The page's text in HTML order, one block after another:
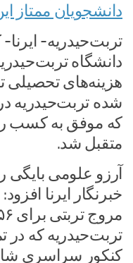
تربت‌حیدریه-
دانشگاه
هزینه‌های تحصیلی
شده تربت‌حیدریه
که موفق به کسب
متقبل شد.
آرزو علومی
خبرنگار ایرنا
تربت‌حیدریه که در
کنکور سراسری